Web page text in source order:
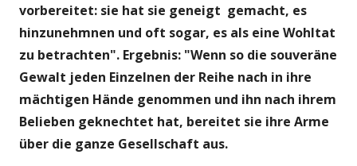
vorbereitet: sie hat sie geneigt gemacht, es
hinzunehmnen und oft sogar, es als eine Wohltat
zu betrachten". Ergebnis: "Wenn so die souveräne
Gewalt jeden Einzelnen der Reihe nach in ihre
mächtigen Hände genommen und ihn nach ihrem
Belieben geknechtet hat, bereitet sie ihre Arme
über die ganze Gesellschaft aus.